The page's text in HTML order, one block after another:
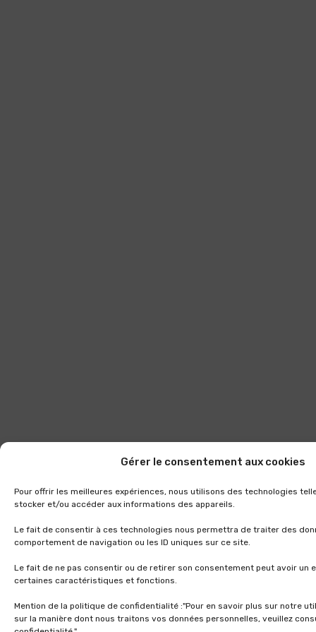
Gérer le consentement aux cookies
Pour offrir les meilleures expériences, nous utilisons des technologies
stocker et/ou accéder aux informations des appareils.
Le fait de consentir à ces technologies nous permettra de traiter des
comportement de navigation ou les ID uniques sur ce site.
Le fait de ne pas consentir ou de retirer son consentement peut avoir un
certaines caractéristiques et fonctions.
Mention de la politique de confidentialité :"Pour en savoir plus sur notre
sur la manière dont nous traitons vos données personnelles, veuillez